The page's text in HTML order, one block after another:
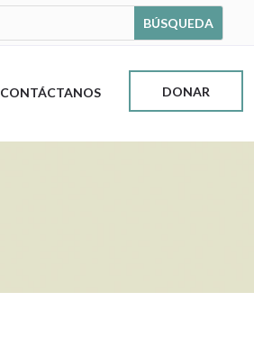
CONTÁCTANOS DONAR